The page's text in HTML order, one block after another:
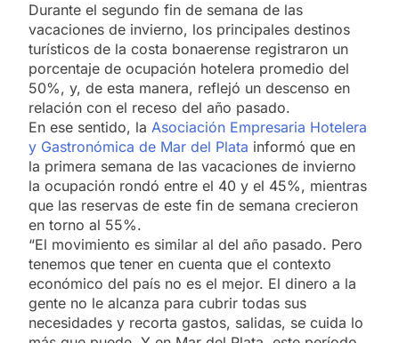
Durante el segundo fin de semana de las
vacaciones de invierno, los principales destinos
turísticos de la costa bonaerense registraron un
porcentaje de ocupación hotelera promedio del
50%, y, de esta manera, reflejó un descenso en
relación con el receso del año pasado.
En ese sentido, la Asociación Empresaria Hotelera
y Gastronómica de Mar del Plata informó que en
la primera semana de las vacaciones de invierno
la ocupación rondó entre el 40 y el 45%, mientras
que las reservas de este fin de semana crecieron
en torno al 55%.
“El movimiento es similar al del año pasado. Pero
tenemos que tener en cuenta que el contexto
económico del país no es el mejor. El dinero a la
gente no le alcanza para cubrir todas sus
necesidades y recorta gastos, salidas, se cuida lo